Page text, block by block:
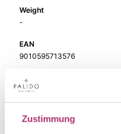
Zustimmung
Weight
-
EAN
9010595713576
Metal Fineness
585
Perle